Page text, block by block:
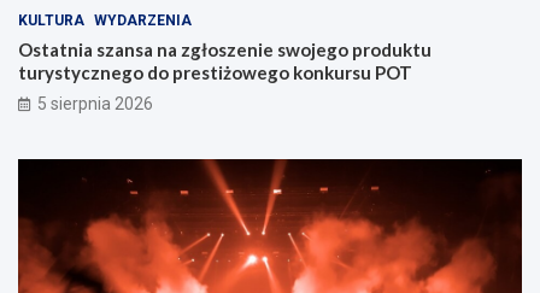
KULTURA WYDARZENIA
Ostatnia szansa na zgłoszenie swojego produktu
turystycznego do prestiżowego konkursu POT
5 sierpnia 2026